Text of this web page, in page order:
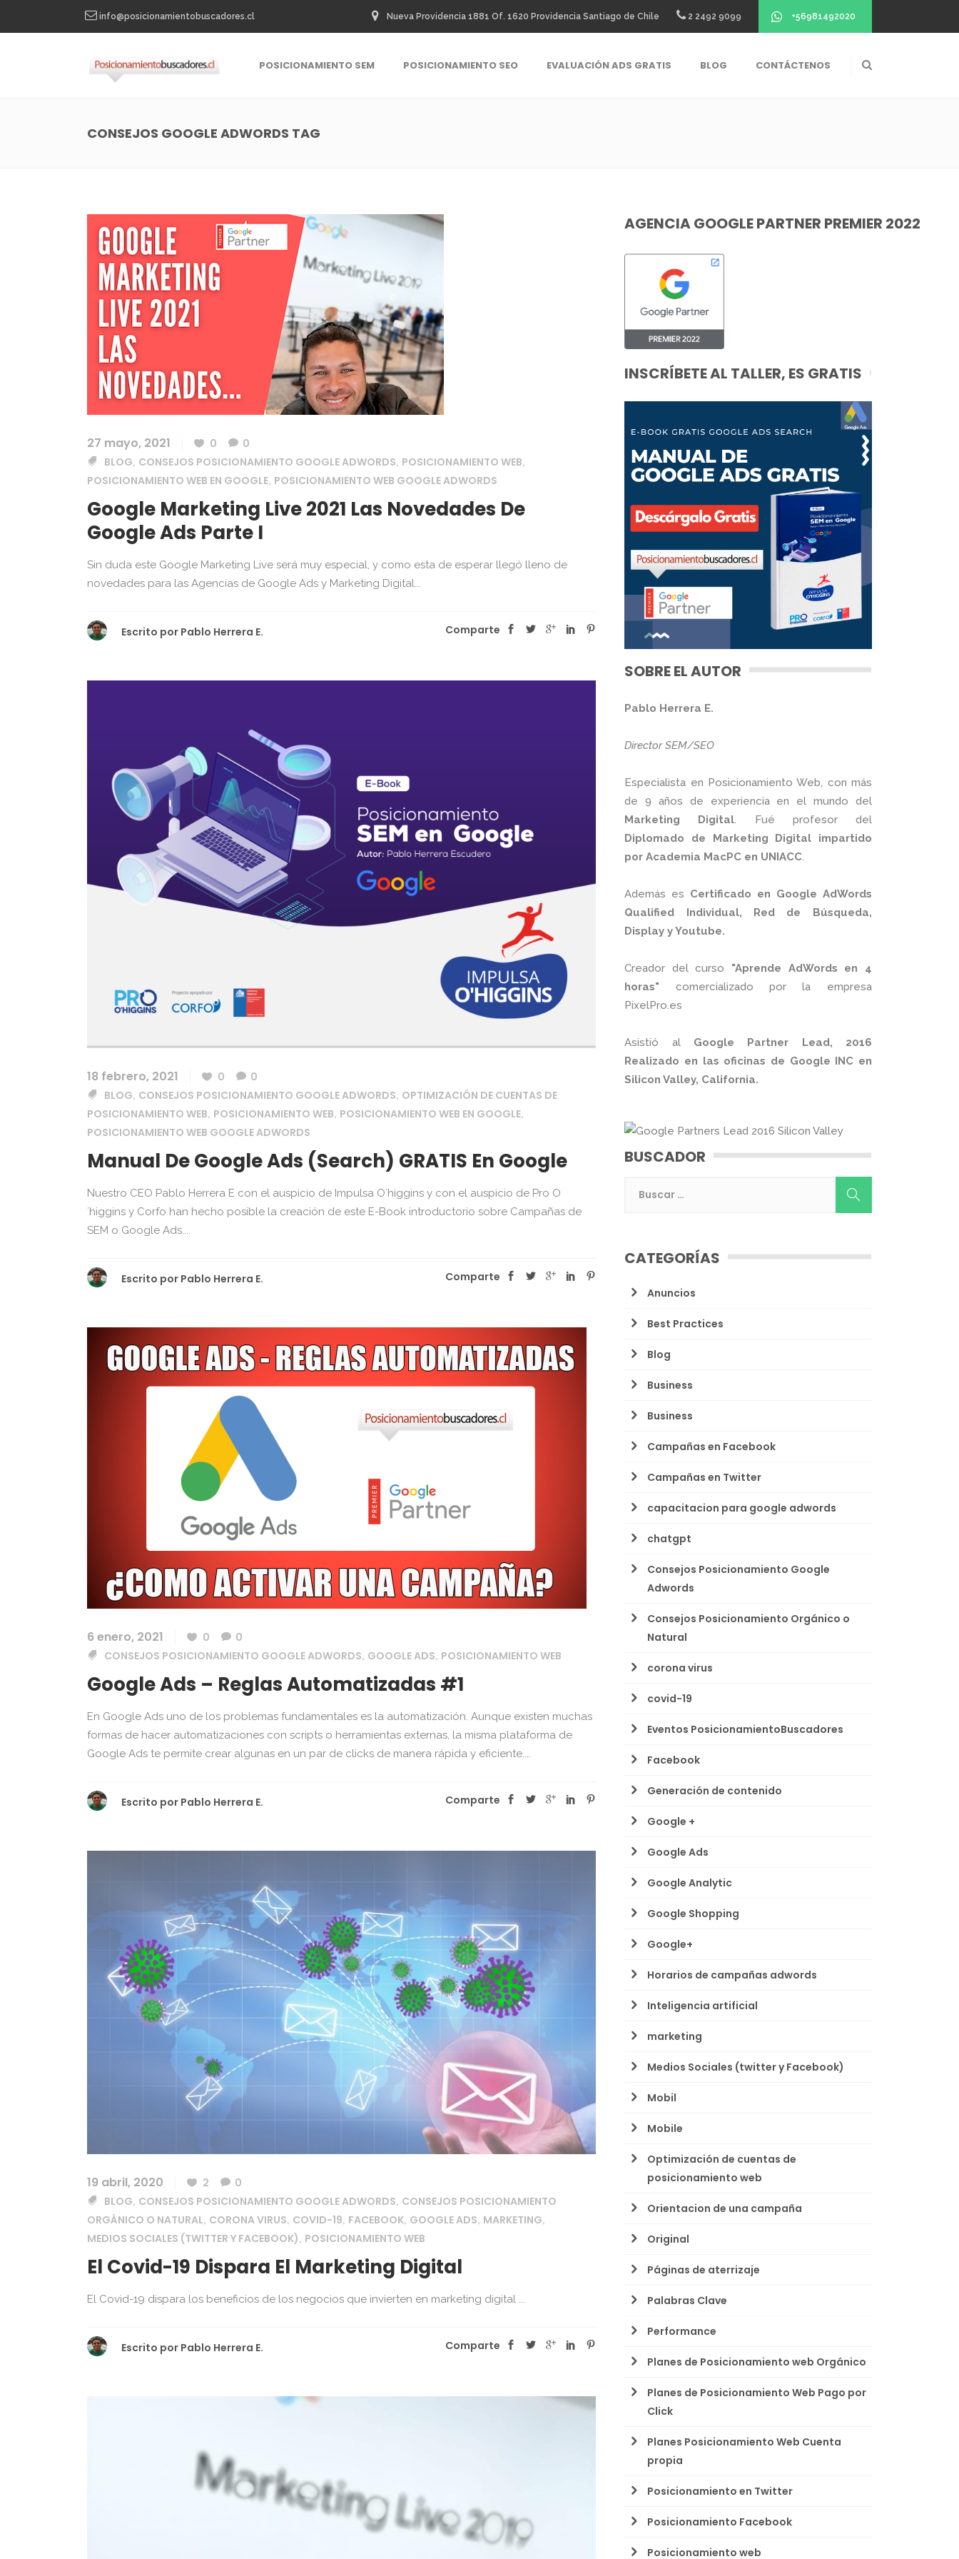
info@posicionamientobuscadores.cl Nueva Providencia 1881 Of. 1620 Providencia Santiago de Chile 2 2492 9099 +56981492020
POSICIONAMIENTO SEM POSICIONAMIENTO SEO EVALUACIÓN ADS GRATIS BLOG CONTÁCTENOS
CONSEJOS GOOGLE ADWORDS TAG
27 mayo, 2021 0
0
BLOG, CONSEJOS POSICIONAMIENTO GOOGLE ADWORDS, POSICIONAMIENTO WEB,
POSICIONAMIENTO WEB EN GOOGLE, POSICIONAMIENTO WEB GOOGLE ADWORDS
Google Marketing Live 2021 Las Novedades De
Google Ads Parte I
Sin duda este Google Marketing Live será muy especial, y como esta de esperar llegó lleno de
novedades para las Agencias de Google Ads y Marketing Digital...
Escrito por Pablo Herrera E. Comparte
18 febrero, 2021 0
0
BLOG, CONSEJOS POSICIONAMIENTO GOOGLE ADWORDS, OPTIMIZACIÓN DE CUENTAS DE
POSICIONAMIENTO WEB, POSICIONAMIENTO WEB, POSICIONAMIENTO WEB EN GOOGLE,
POSICIONAMIENTO WEB GOOGLE ADWORDS
Manual De Google Ads (Search) GRATIS En Google
Nuestro CEO Pablo Herrera E con el auspicio de Impulsa O´higgins y con el auspicio de Pro O
´higgins y Corfo han hecho posible la creación de este E-Book introductorio sobre Campañas de
SEM o Google Ads....
Escrito por Pablo Herrera E. Comparte
6 enero, 2021 0
0
CONSEJOS POSICIONAMIENTO GOOGLE ADWORDS, GOOGLE ADS, POSICIONAMIENTO WEB
Google Ads – Reglas Automatizadas #1
En Google Ads uno de los problemas fundamentales es la automatización. Aunque existen muchas
formas de hacer automatizaciones con scripts o herramientas externas, la misma plataforma de
Google Ads te permite crear algunas en un par de clicks de manera rápida y eficiente....
Escrito por Pablo Herrera E. Comparte
19 abril, 2020 2
0
BLOG, CONSEJOS POSICIONAMIENTO GOOGLE ADWORDS, CONSEJOS POSICIONAMIENTO
ORGÁNICO O NATURAL, CORONA VIRUS, COVID-19, FACEBOOK, GOOGLE ADS, MARKETING,
MEDIOS SOCIALES (TWITTER Y FACEBOOK), POSICIONAMIENTO WEB
El Covid-19 Dispara El Marketing Digital
El Covid-19 dispara los beneficios de los negocios que invierten en marketing digital ...
Escrito por Pablo Herrera E. Comparte
AGENCIA GOOGLE PARTNER PREMIER 2022
INSCRÍBETE AL TALLER, ES GRATIS
SOBRE EL AUTOR
Pablo Herrera E.
Director SEM/SEO
Especialista en Posicionamiento Web, con más
de 9 años de experiencia en el mundo del
Marketing Digital. Fué profesor del
Diplomado de Marketing Digital impartido
por Academia MacPC en UNIACC.
Además es Certificado en Google AdWords
Qualified Individual, Red de Búsqueda,
Display y Youtube.
Creador del curso "Aprende AdWords en 4
horas" comercializado por la empresa
PixelPro.es
Asistió al Google Partner Lead, 2016
Realizado en las oficinas de Google INC en
Silicon Valley, California.
BUSCADOR
CATEGORÍAS
Anuncios
Best Practices
Blog
Business
Business
Campañas en Facebook
Campañas en Twitter
capacitacion para google adwords
chatgpt
Consejos Posicionamiento Google
Adwords
Consejos Posicionamiento Orgánico o
Natural
corona virus
covid-19
Eventos PosicionamientoBuscadores
Facebook
Generación de contenido
Google +
Google Ads
Google Analytic
Google Shopping
Google+
Horarios de campañas adwords
Inteligencia artificial
marketing
Medios Sociales (twitter y Facebook)
Mobil
Mobile
Optimización de cuentas de
posicionamiento web
Orientacion de una campaña
Original
Páginas de aterrizaje
Palabras Clave
Performance
Planes de Posicionamiento web Orgánico
Planes de Posicionamiento Web Pago por
Click
Planes Posicionamiento Web Cuenta
propia
Posicionamiento en Twitter
Posicionamiento Facebook
Posicionamiento web